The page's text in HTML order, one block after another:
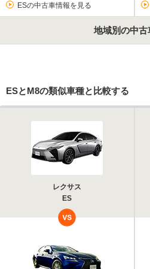
ESの中古車情報を見る
地域別の中古
ESとM8の類似車種と比較する
レクサス
ES